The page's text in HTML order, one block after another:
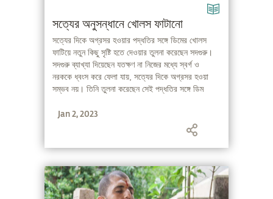
সত্যের অনুসন্ধানে খোলস ফাটানো
সত্যের দিকে অগ্রসর হওয়ার পদ্ধতির সঙ্গে ডিমের খোলস
ফাটিয়ে নতুন কিছু সৃষ্টি হতে দেওয়ার তুলনা করেছেন সদগুরু।
সদগুরু ব্যাখ্যা দিয়েছেন যতক্ষণ না নিজের মধ্যে স্বর্গ ও
নরককে ধ্বংস করে ফেলা যায়, সত্যের দিকে অগ্রসর হওয়া
সম্ভব নয়। তিনি তুলনা করেছেন সেই পদ্ধতির সঙ্গে ডিম
সম্পূর্ণ নতুন কিছু বেরিয়ে আসে।
Jan 2, 2023